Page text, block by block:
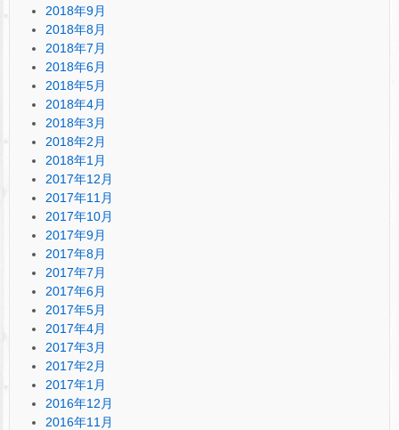
2018年9月
2018年8月
2018年7月
2018年6月
2018年5月
2018年4月
2018年3月
2018年2月
2018年1月
2017年12月
2017年11月
2017年10月
2017年9月
2017年8月
2017年7月
2017年6月
2017年5月
2017年4月
2017年3月
2017年2月
2017年1月
2016年12月
2016年11月